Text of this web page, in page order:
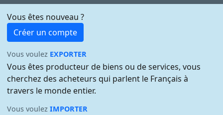
Vous êtes nouveau ?
Créer un compte
Vous voulez EXPORTER
Vous êtes producteur de biens ou de services, vous
cherchez des acheteurs qui parlent le Français à
travers le monde entier.
Vous voulezIMPORTER